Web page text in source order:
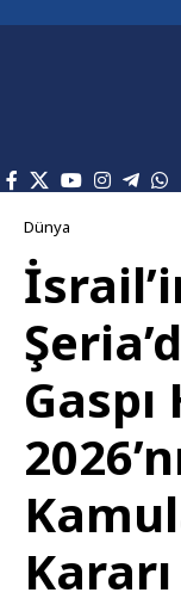
Dünya
Gaspı
Kararı